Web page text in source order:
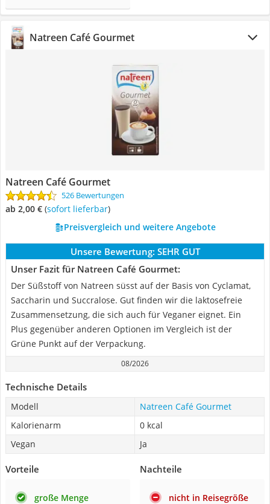
Natreen Café Gourmet
Natreen Café Gourmet
526 Bewertungen
ab 2,00 € ( Sofort lieferbar)
Preisvergleich und weitere Angebote
Unsere Bewertung: SEHR GUT
Unser Fazit für Natreen Café Gourmet:
Der Süßstoff von Natreen süsst auf der Basis von Cyclamat,
Saccharin und Succralose. Gut finden wir die laktosefreie
Zusammensetzung, die sich auch für Veganer eignet. Ein
Plus gegenüber anderen Optionen im Vergleich ist der
Grüne Punkt auf der Verpackung.
08/2026
Technische Details
Modell
Natreen Café Gourmet
Kalorienarm
0 kcal
Vegan
Ja
Vorteile
große Menge
Nachteile
nicht in Reisegröße